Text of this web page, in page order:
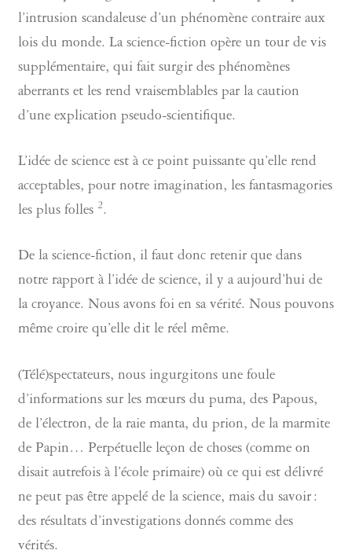
l’intrusion scandaleuse d’un phénomène contraire aux
lois du monde. La science-fiction opère un tour de vis
supplémentaire, qui fait surgir des phénomènes
aberrants et les rend vraisemblables par la caution
d’une explication pseudo-scientifique.
L’idée de science est à ce point puissante qu’elle rend
acceptables, pour notre imagination, les fantasmagories
les plus folles 2.
De la science-fiction, il faut donc retenir que dans
notre rapport à l’idée de science, il y a aujourd’hui de
la croyance. Nous avons foi en sa vérité. Nous pouvons
même croire qu’elle dit le réel même.
(Télé)spectateurs, nous ingurgitons une foule
d’informations sur les mœurs du puma, des Papous,
de l’électron, de la raie manta, du prion, de la marmite
de Papin… Perpétuelle leçon de choses (comme on
disait autrefois à l’école primaire) où ce qui est délivré
ne peut pas être appelé de la science, mais du savoir :
des résultats d’investigations donnés comme des
vérités.